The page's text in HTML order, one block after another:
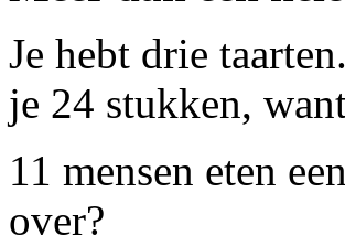
Je hebt drie
je 24 stukken,
11 mensen eten
over?